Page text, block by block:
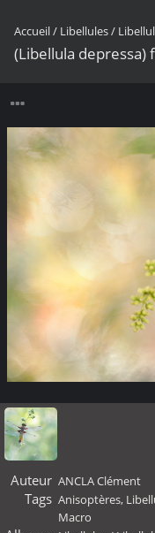
Accueil/ Libellules/
(Libellula depressa)
Auteur ANCLA Clément
Tags Anisoptères,
Macro